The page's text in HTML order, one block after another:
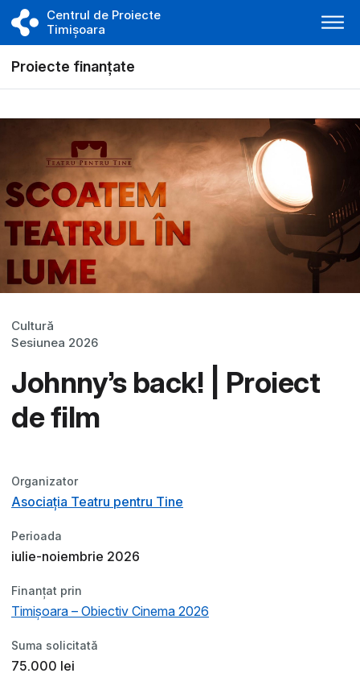
Centrul de Proiecte
Timișoara
Proiecte finanțate
Cultură
Sesiunea 2026
Johnny’s back! | Proiect
de film
Organizator
Asociația Teatru pentru Tine
Perioada
iulie-noiembrie 2026
Finanțat prin
Timișoara – Obiectiv Cinema 2026
Suma solicitată
75.000 lei